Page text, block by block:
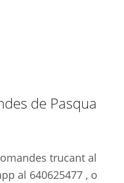
de Pasqua
trucant al
al 640625477 , o